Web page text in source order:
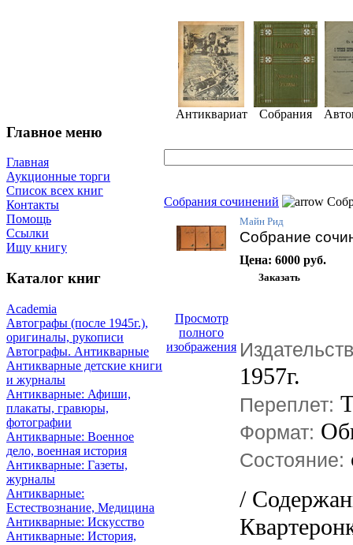
Главное меню
Главная
Аукционные торги
Список всех книг
Контакты
Помощь
Ссылки
Ищу книгу
Каталог книг
Academia
Автографы (после 1945г.),
оригиналы, рукописи
Автографы. Антикварные
Антикварные детские книги
и журналы
Антикварные: Афиши,
плакаты, гравюры,
фотографии
Антикварные: Военное
дело, военная история
Антикварные: Газеты,
журналы
Антикварные:
Естествознание, Медицина
Антикварные: Искусство
Антикварные: История,
Антиквариат Собрания
Собрания сочинений
Просмотр
полного
изображения
Майн Рид
Собрание
Цена: 6000 руб.
1957г.
Переплет:
Формат:
Состояние:
/